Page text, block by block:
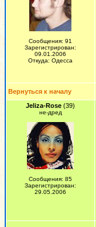
Сообщения: 91
Зарегистрирован:
09.01.2006
Откуда: Одесса
Вернуться к началу
Jeliza-Rose (39)
не-дред
Сообщения: 85
Зарегистрирован:
29.05.2006